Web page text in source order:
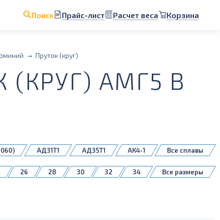
Поиск Прайс-лист Расчет веса Корзина
Пруток (круг)
АМГ5 В
АД31Т1 АД35Т1
АК4-1
6060 Т4 6060 Т6 6060 Т66
Все сплавы
26 28 30 32
34
Все размеры